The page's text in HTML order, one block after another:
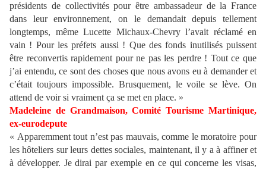
présidents de collectivités pour être ambassadeur de la France
dans leur environnement, on le demandait depuis tellement
longtemps, même Lucette Michaux-Chevry l’avait réclamé en
vain ! Pour les préfets aussi ! Que des fonds inutilisés puissent
être reconvertis rapidement pour ne pas les perdre ! Tout ce que
j’ai entendu, ce sont des choses que nous avons eu à demander et
c’était toujours impossible. Brusquement, le voile se lève. On
attend de voir si vraiment ça se met en place. »
Madeleine de Grandmaison, Comité Tourisme Martinique,
ex-eurodepute
« Apparemment tout n’est pas mauvais, comme le moratoire pour
les hôteliers sur leurs dettes sociales, maintenant, il y a à affiner et
à développer. Je dirai par exemple en ce qui concerne les visas,